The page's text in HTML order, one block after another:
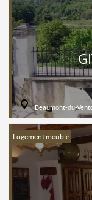
Beaumont-du-
Logement meublé